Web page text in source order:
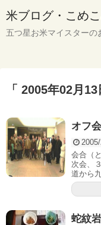
米ブログ・こめ
五つ星お米マイスター
「 2005年02月
オフ会
会合（
次会、
道から
蛇紋